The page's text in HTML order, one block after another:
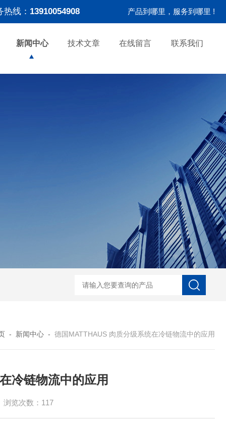
热线： 13910054908 产品到哪里，服务到哪里 !
新闻中心 技术文章 在线留言 联系我们
公马精子分析仪 种马精子分析仪 马精子分析仪
- 新闻中心 - 德国MATTHAUS 肉质分级系统在冷链物流中的应用
冷链物流中的应用
浏览次数：117